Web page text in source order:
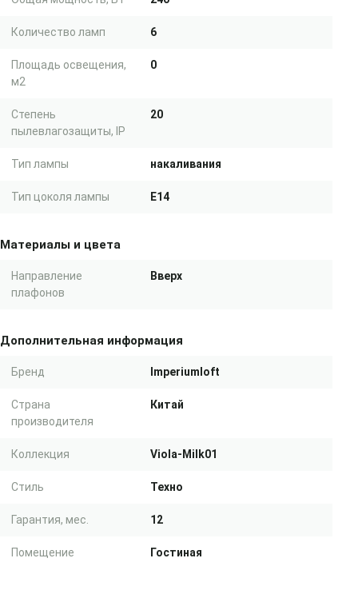
Количество ламп 6
Площадь освещения,
м2
0
Степень
пылевлагозащиты, IP
20
Тип лампы накаливания
Тип цоколя лампы E14
Материалы и цвета
Направление
плафонов
Вверх
Дополнительная информация
Бренд Imperiumloft
Страна
производителя
Китай
Коллекция Viola-Milk01
Стиль Техно
Гарантия, мес. 12
Помещение Гостиная